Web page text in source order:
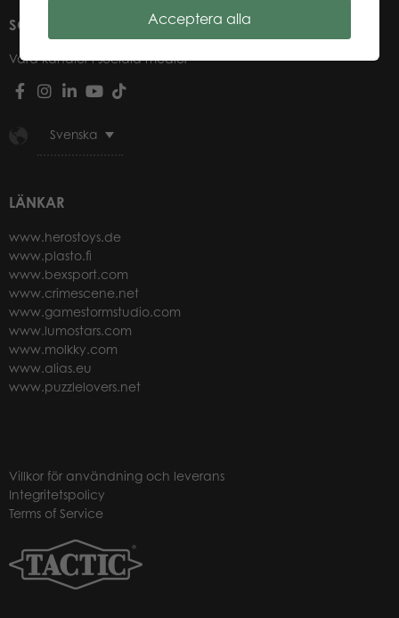
SOCIALA MEDIER
Våra kanaler i sociala medier
Svenska
LÄNKAR
www.herostoys.de
www.plasto.fi
www.bexsport.com
www.crimescene.net
www.gamestormstudio.com
www.lumostars.com
www.molkky.com
www.alias.eu
www.puzzlelovers.net
Villkor för användning och leverans
Integritetspolicy
Terms of Service
Acceptera alla